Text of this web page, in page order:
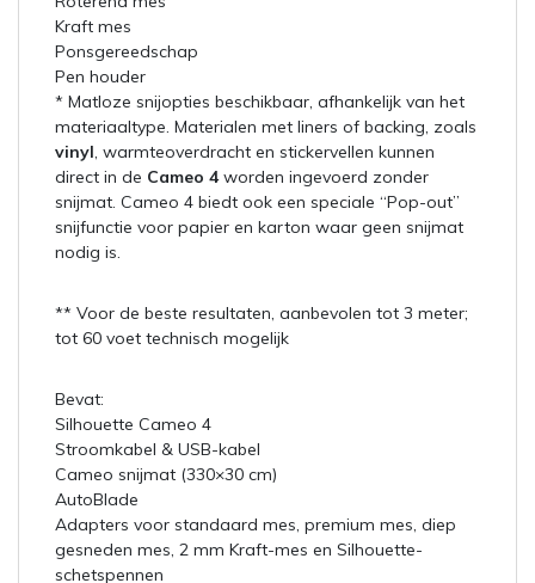
Kraft mes
Ponsgereedschap
Pen houder
* Matloze snijopties beschikbaar, afhankelijk van het
materiaaltype. Materialen met liners of backing, zoals
vinyl, warmteoverdracht en stickervellen kunnen
direct in de Cameo 4worden ingevoerd zonder
snijmat. Cameo 4 biedt ook een speciale “Pop-out”
snijfunctie voor papier en karton waar geen snijmat
nodig is.
** Voor de beste resultaten, aanbevolen tot 3 meter;
tot 60 voet technisch mogelijk
Bevat:
Silhouette Cameo 4
Stroomkabel & USB-kabel
Cameo snijmat (330×30 cm)
AutoBlade
Adapters voor standaard mes, premium mes, diep
gesneden mes, 2 mm Kraft-mes en Silhouette-
schetspennen